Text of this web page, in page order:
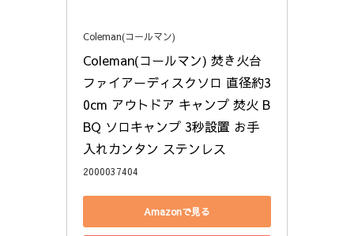
Coleman(コールマン)
Coleman(コールマン) 焚き火台
ファイアーディスクソロ 直径約3
0cm アウトドア キャンプ 焚火 B
BQ ソロキャンプ 3秒設置 お手
入れカンタン ステンレス
2000037404
Amazonで見る